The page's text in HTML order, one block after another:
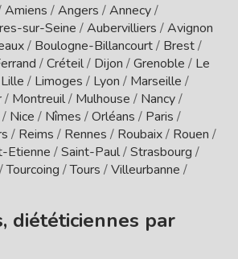
Amiens /Angers /Annecy/
sur-Seine /Aubervilliers /Avignon
/ Boulogne-Billancourt/ Brest/
/Créteil/ Dijon /Grenoble / Le
Lille / Limoges / Lyon / Marseille /
/ Montreuil/ Mulhouse / Nancy/
/ Nice / Nîmes /Orléans / Paris /
/ Reims / Rennes / Roubaix/ Rouen /
Etienne /Saint-Paul/Strasbourg /
/Tourcoing /Tours /Villeurbanne /
diététiciennes par